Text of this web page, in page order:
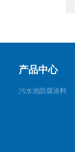
产品中心
污水池防腐涂料